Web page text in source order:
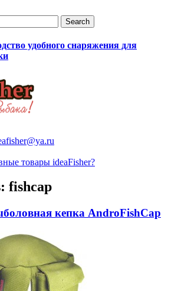
удобного снаряжения для
товары ideaFisher?
fishcap
кепка AndroFishCap